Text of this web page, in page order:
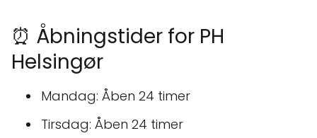
⏰ Åbningstider for PH
Helsingør
Mandag: Åben 24 timer
Tirsdag: Åben 24 timer